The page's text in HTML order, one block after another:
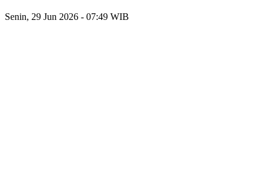
Senin, 29 Jun 2026 - 07:49 WIB